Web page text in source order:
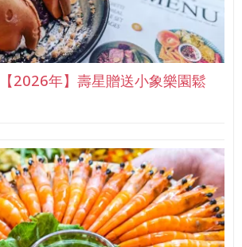
2026年】壽星贈送小象樂園鬆